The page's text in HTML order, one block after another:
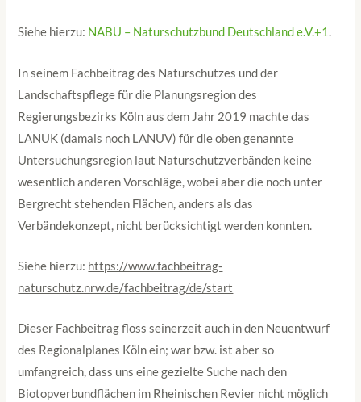
Siehe hierzu: NABU – Naturschutzbund Deutschland e.V.+1.
In seinem Fachbeitrag des Naturschutzes und der
Landschaftspflege für die Planungsregion des
Regierungsbezirks Köln aus dem Jahr 2019 machte das
LANUK (damals noch LANUV) für die oben genannte
Untersuchungsregion laut Naturschutzverbänden keine
wesentlich anderen Vorschläge, wobei aber die noch unter
Bergrecht stehenden Flächen, anders als das
Verbändekonzept, nicht berücksichtigt werden konnten.
Siehe hierzu: https://www.fachbeitrag-
naturschutz.nrw.de/fachbeitrag/de/start
Dieser Fachbeitrag floss seinerzeit auch in den Neuentwurf
des Regionalplanes Köln ein; war bzw. ist aber so
umfangreich, dass uns eine gezielte Suche nach den
Biotopverbundflächen im Rheinischen Revier nicht möglich